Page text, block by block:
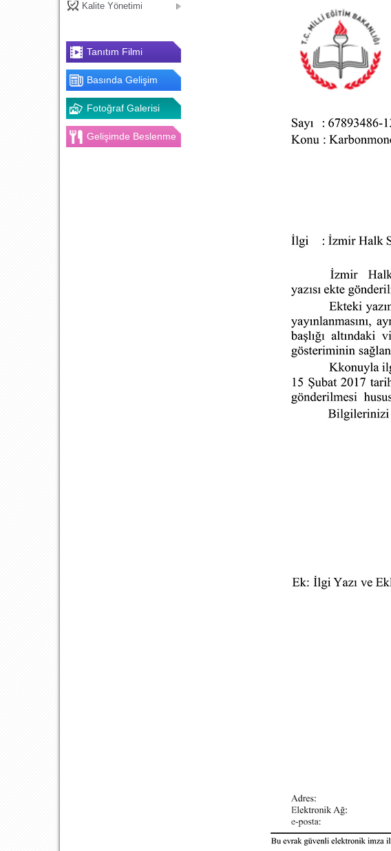
Kalite Yönetimi
Tanıtım Filmi
Basında Gelişim
Fotoğraf Galerisi
Gelişimde Beslenme